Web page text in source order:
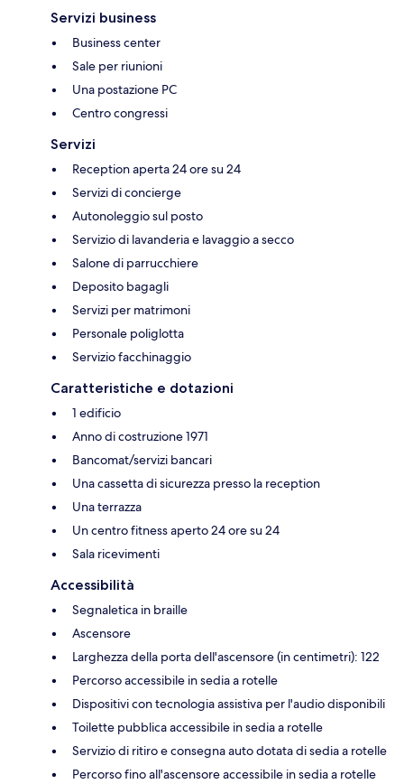
Servizi business
Business center
Sale per riunioni
Una postazione PC
Centro congressi
Servizi
Reception aperta 24 ore su 24
Servizi di concierge
Autonoleggio sul posto
Servizio di lavanderia e lavaggio a secco
Salone di parrucchiere
Deposito bagagli
Servizi per matrimoni
Personale poliglotta
Servizio facchinaggio
Caratteristiche e dotazioni
1 edificio
Anno di costruzione 1971
Bancomat/servizi bancari
Una cassetta di sicurezza presso la reception
Una terrazza
Un centro fitness aperto 24 ore su 24
Sala ricevimenti
Accessibilità
Segnaletica in braille
Ascensore
Larghezza della porta dell'ascensore (in centimetri): 122
Percorso accessibile in sedia a rotelle
Dispositivi con tecnologia assistiva per l'audio disponibili
Toilette pubblica accessibile in sedia a rotelle
Servizio di ritiro e consegna auto dotata di sedia a rotelle
Percorso fino all'ascensore accessibile in sedia a rotelle